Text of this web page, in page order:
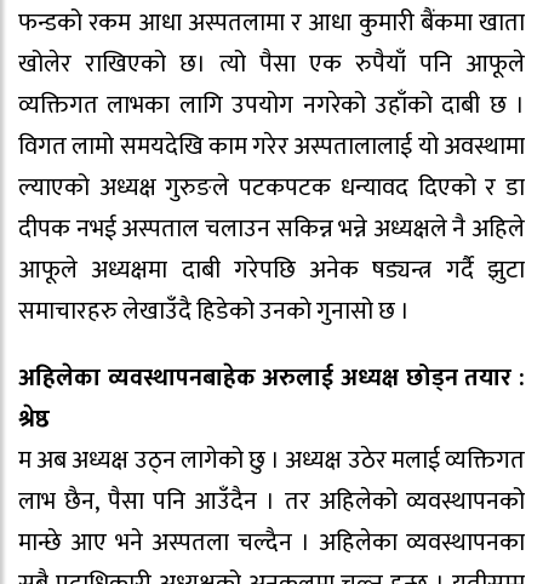
फन्डको रकम आधा अस्पतलामा र आधा कुमारी बैंकमा खाता
खोलेर राखिएको छ। त्यो पैसा एक रुपैयाँ पनि आफूले
व्यक्तिगत लाभका लागि उपयोग नगरेको उहाँको दाबी छ ।
विगत लामो समयदेखि काम गरेर अस्पतालालाई यो अवस्थामा
ल्याएको अध्यक्ष गुरुङले पटकपटक धन्यावद दिएको र डा
दीपक नभई अस्पताल चलाउन सकिन्न भन्ने अध्यक्षले नै अहिले
आफूले अध्यक्षमा दाबी गरेपछि अनेक षड्यन्त्र गर्दै झुटा
समाचारहरु लेखाउँदै हिडेको उनकाे गुनासो छ ।
अहिलेका व्यवस्थापनबाहेक अरुलाई अध्यक्ष छोड्न तयार :
श्रेष्ठ
म अब अध्यक्ष उठ्न लागेको छु । अध्यक्ष उठेर मलाई व्यक्तिगत
लाभ छैन, पैसा पनि आउँदैन । तर अहिलेको व्यवस्थापनको
मान्छे आए भने अस्पतला चल्दैन । अहिलेका व्यवस्थापनका